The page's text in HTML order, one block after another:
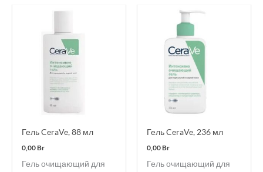
Гель CeraVe, 88 мл
0,00Br
Гель очищающий для
Гель CeraVe, 236 мл
0,00Br
Гель очищающий для